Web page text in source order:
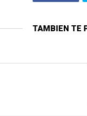
TAMBIEN TE